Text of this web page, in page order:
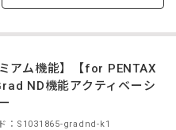
ミアム機能】【for PENTAX
ND機能アクティベーシ
ド：S1031865-gradnd-k1